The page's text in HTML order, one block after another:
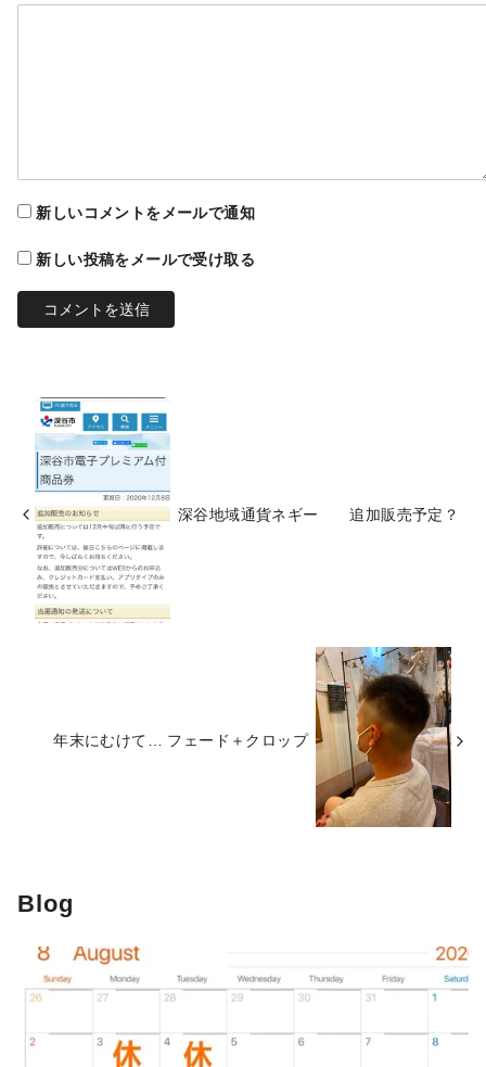
新しいコメントをメールで通知
新しい投稿をメールで受け取る
深谷地域通貨ネギー 追加販売予定？
年末にむけて… フェード＋クロップ
Blog